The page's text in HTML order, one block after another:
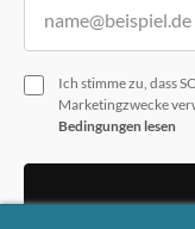
Ich stimme zu, dass
Marketingzwecke
Bedingungen lesen